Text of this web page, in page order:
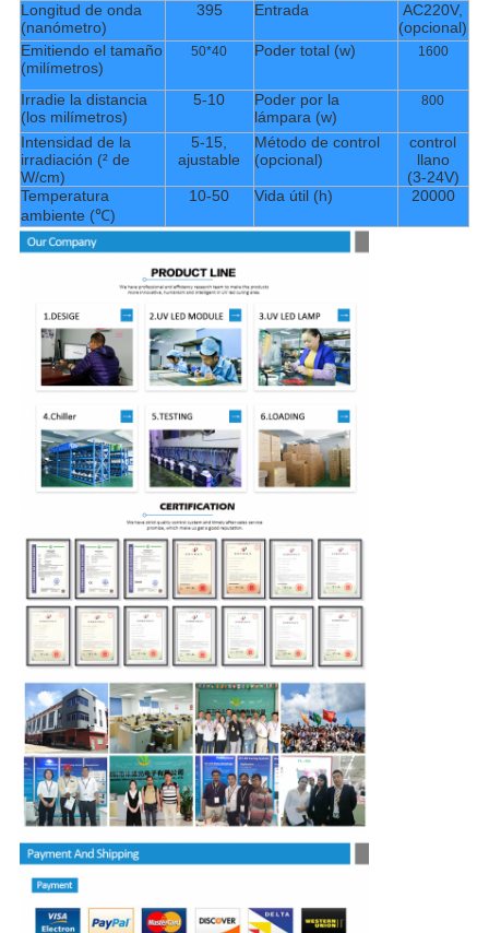
Longitud de onda
(nanómetro)
395 Entrada
AC220V,
(opcional)
Emitiendo el tamaño
(milímetros)
50*40 Poder total (w) 1600
Irradie la distancia
(los milímetros)
5-10
Poder por la
lámpara (w)
800
Intensidad de la
irradiación (² de
W/cm)
5-15,
ajustable
Método de control
(opcional)
control
llano
(3-24V)
Temperatura
ambiente (℃)
10-50 Vida útil (h) 20000